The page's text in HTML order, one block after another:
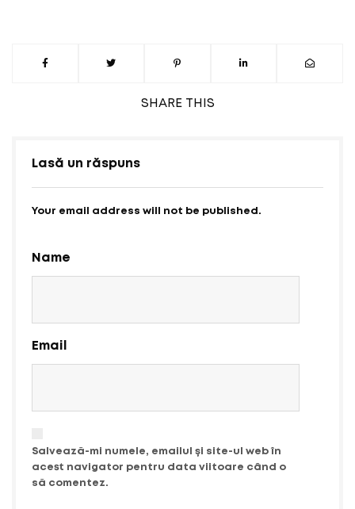
SHARE THIS
Lasă un răspuns
Your email address will not be published.
Name
Email
Salvează-mi numele, emailul și site-ul web în
acest navigator pentru data viitoare când o
să comentez.